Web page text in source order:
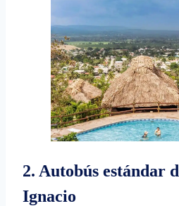
2. Autobús estándar
Ignacio